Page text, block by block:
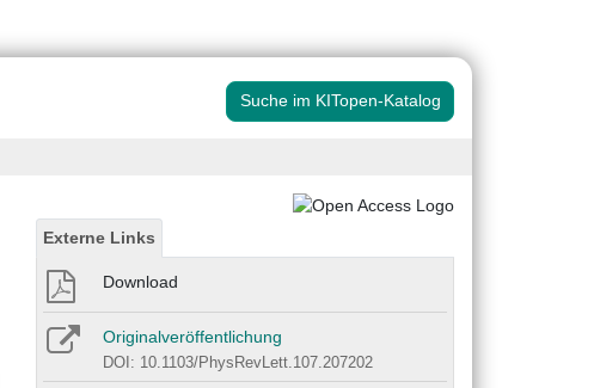
Suche im KITopen-Katalog
Externe Links
Download
Originalveröffentlichung
DOI: 10.1103/PhysRevLett.107.207202